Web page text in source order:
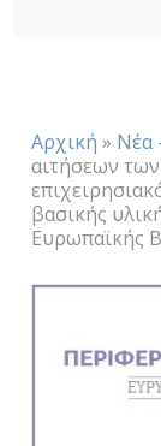
Αρχική » Νέα
αιτήσεων
βασικής
Ευρωπαϊκής